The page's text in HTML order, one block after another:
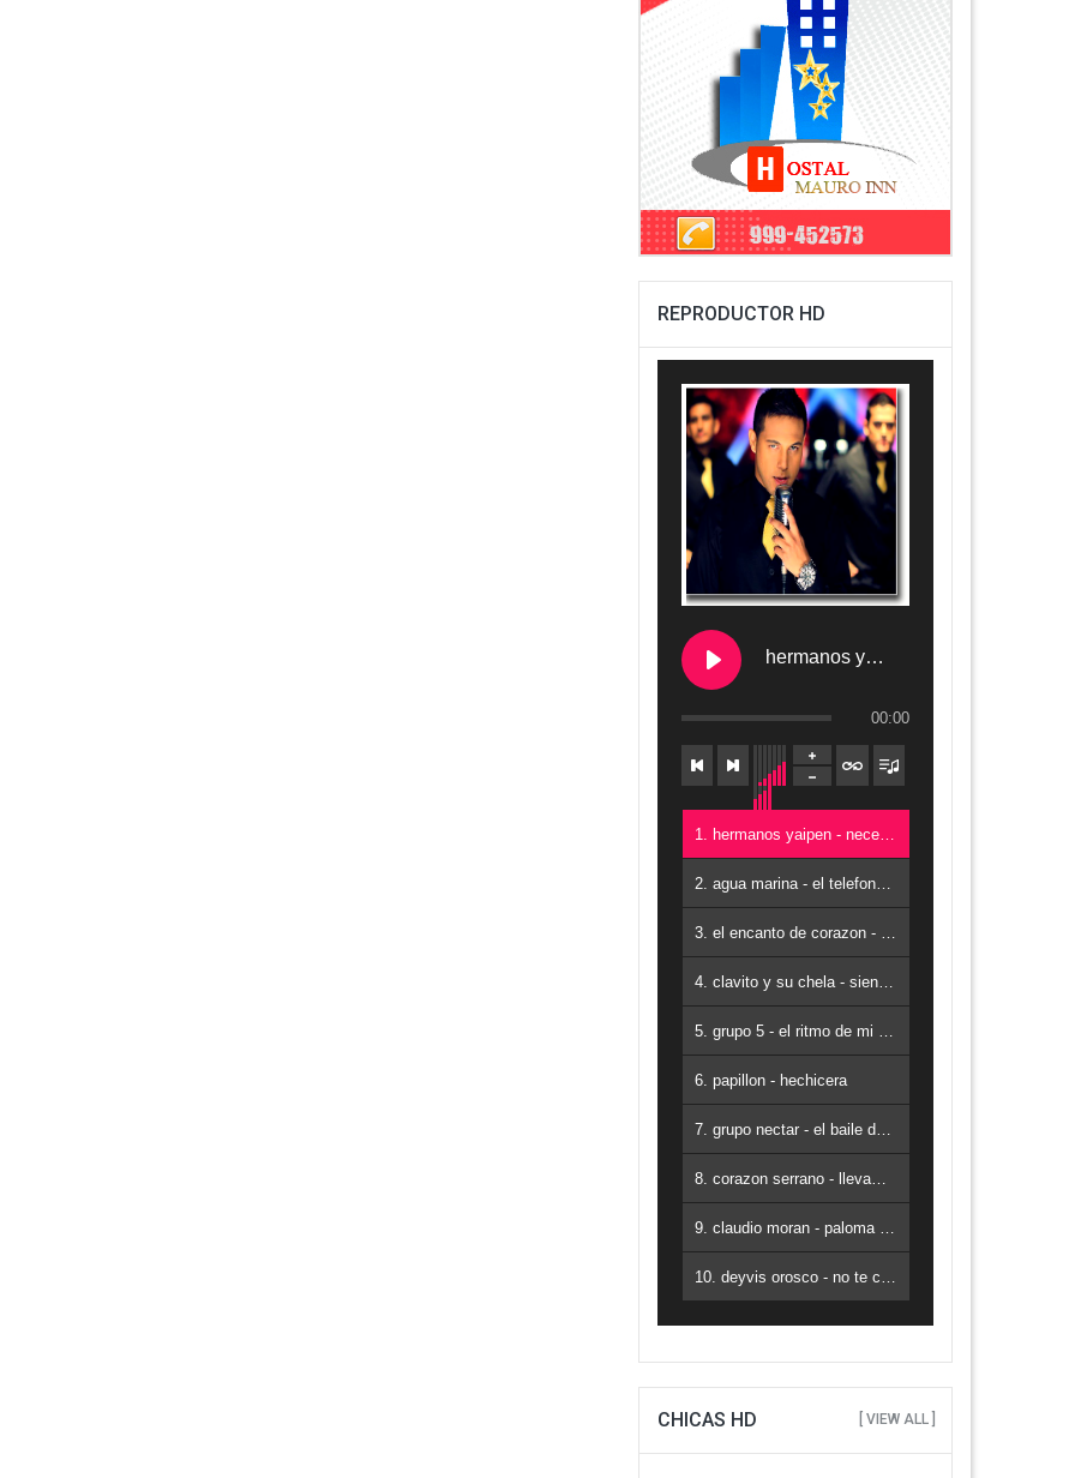
REPRODUCTOR HD
hermanos yaipen - necesito un amor
00:00
1. hermanos yaipen - necesito un amor
2. agua marina - el telefono HD
4. clavito y su chela - siento qu e no puedo vivir sin ti
6. papillon - hechicera
8. corazon serrano - llevame contigo
CHICAS HD [ VIEW ALL ]